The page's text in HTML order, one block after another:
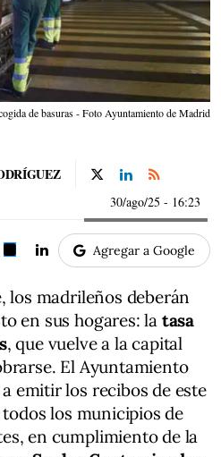
de basuras - Foto Ayuntamiento de Madrid
30/ago/25 - 16:23
Agregar a Google
los madrileños deberán
en sus hogares: la tasa
, que vuelve a la capital
El Ayuntamiento
emitir los recibos de este
los municipios de
en cumplimiento de la